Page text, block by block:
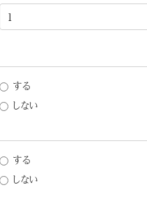
する
しない
する
しない